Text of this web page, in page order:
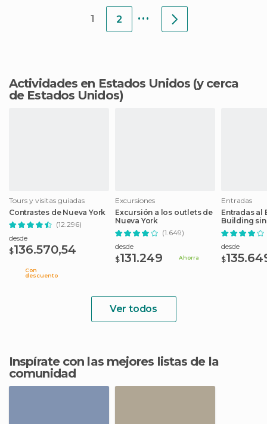
1 2 ...
Actividades en Estados Unidos(y cerca
de Estados Unidos)
Tours y visitas guiadas
Contrastes de Nueva York
(12.296)
desde
$136.570,54
Con
descuento
Excursiones
Excursión a los outlets de
Nueva York
(1.649)
desde
$131.249 Ahorra
Entradas
Entradas al
Building
desde
$
Ver todos
Inspírate con las mejores listas de la
comunidad